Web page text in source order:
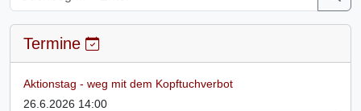
Termine
Aktionstag - weg mit dem Kopftuchverbot
26.6.2026 14:00